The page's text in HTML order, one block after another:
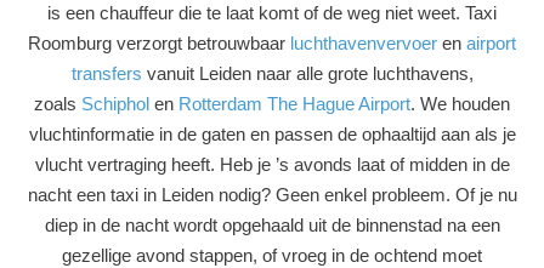
is een chauffeur die te laat komt of de weg niet weet. Taxi
Roomburg verzorgt betrouwbaar luchthavenvervoer en airport
transfers vanuit Leiden naar alle grote luchthavens,
zoals Schiphol en Rotterdam The Hague Airport. We houden
vluchtinformatie in de gaten en passen de ophaaltijd aan als je
vlucht vertraging heeft. Heb je ’s avonds laat of midden in de
nacht een taxi in Leiden nodig? Geen enkel probleem. Of je nu
diep in de nacht wordt opgehaald uit de binnenstad na een
gezellige avond stappen, of vroeg in de ochtend moet